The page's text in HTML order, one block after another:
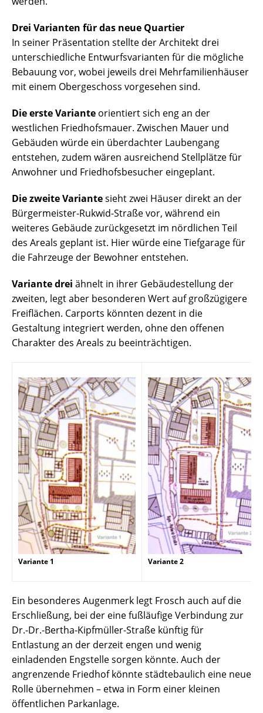
Drei Varianten für das neue Quartier
In seiner Präsentation stellte der Architekt drei
unterschiedliche Entwurfsvarianten für die mögliche
Bebauung vor, wobei jeweils drei Mehrfamilienhäuser
mit einem Obergeschoss vorgesehen sind.
Die erste Variante orientiert sich eng an der
westlichen Friedhofsmauer. Zwischen Mauer und
Gebäuden würde ein überdachter Laubengang
entstehen, zudem wären ausreichend Stellplätze für
Anwohner und Friedhofsbesucher eingeplant.
Diezweite Variantesieht zwei Häuser direkt an der
Bürgermeister-Rukwid-Straße vor, während ein
weiteres Gebäude zurückgesetzt im nördlichen Teil
des Areals geplant ist. Hier würde eine Tiefgarage für
die Fahrzeuge der Bewohner entstehen.
Variante drei ähnelt in ihrer Gebäudestellung der
zweiten, legt aber besonderen Wert auf großzügigere
Freiflächen. Carports könnten dezent in die
Gestaltung integriert werden, ohne den offenen
Charakter des Areals zu beeinträchtigen.
Variante 1 Variante 2
Ein besonderes Augenmerk legt Frosch auch auf die
Erschließung, bei der eine fußläufige Verbindung zur
Dr.-Dr.-Bertha-Kipfmüller-Straße künftig für
Entlastung an der derzeit engen und wenig
einladenden Engstelle sorgen könnte. Auch der
angrenzende Friedhof könnte städtebaulich eine neue
Rolle übernehmen – etwa in Form einer kleinen
öffentlichen Parkanlage.